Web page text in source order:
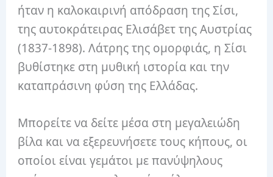
ήταν η καλοκαιρινή απόδραση της Σίσι,
της αυτοκράτειρας Ελισάβετ της Αυστρίας
(1837-1898). Λάτρης της ομορφιάς, η Σίσι
βυθίστηκε στη μυθική ιστορία και την
καταπράσινη φύση της Ελλάδας.
Μπορείτε να δείτε μέσα στη μεγαλειώδη
βίλα και να εξερευνήσετε τους κήπους, οι
οποίοι είναι γεμάτοι με πανύψηλους